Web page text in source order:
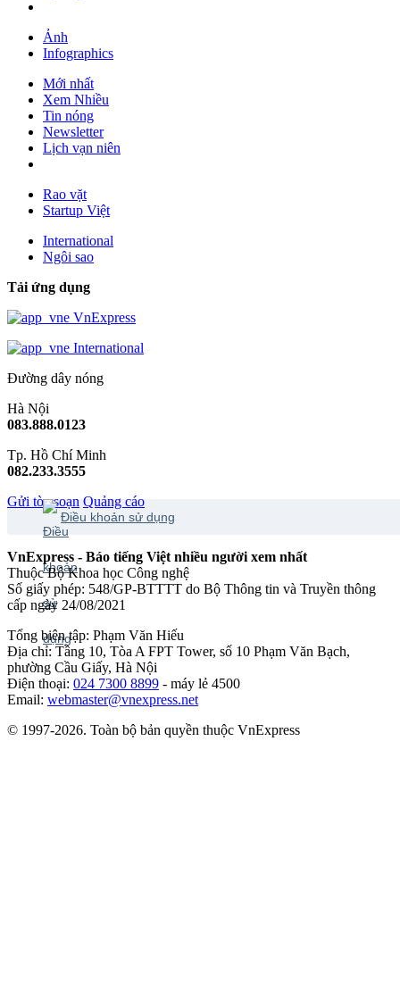
Ảnh
Infographics
Mới nhất
Xem Nhiều
Tin nóng
Newsletter
Lịch vạn niên
Rao vặt
Startup Việt
International
Ngôi sao
Tải ứng dụng
VnExpress
International
Đường dây nóng
Hà Nội
083.888.0123
Tp. Hồ Chí Minh
082.233.3555
Gửi tòa soạn Quảng cáo
Điều khoản sử dụng
VnExpress - Báo tiếng Việt nhiều người xem nhất
Thuộc Bộ Khoa học Công nghệ
Số giấy phép: 548/GP-BTTTT do Bộ Thông tin và Truyền thông
cấp ngày 24/08/2021
Tổng biên tập: Phạm Văn Hiếu
Địa chỉ: Tầng 10, Tòa A FPT Tower, số 10 Phạm Văn Bạch,
phường Cầu Giấy, Hà Nội
Điện thoại: 024 7300 8899 - máy lẻ 4500
Email: webmaster@vnexpress.net
© 1997-2026. Toàn bộ bản quyền thuộc VnExpress